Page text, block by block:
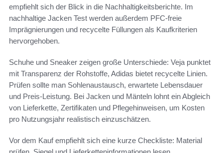
empfiehlt sich der Blick in die Nachhaltigkeitsberichte. Im
nachhaltige Jacken Test werden außerdem PFC-freie
Imprägnierungen und recycelte Füllungen als Kaufkriterien
hervorgehoben.
Schuhe und Sneaker zeigen große Unterschiede: Veja punktet
mit Transparenz der Rohstoffe, Adidas bietet recycelte Linien.
Prüfen sollte man Sohlenaustausch, erwartete Lebensdauer
und Preis-Leistung. Bei Jacken und Mänteln lohnt ein Abgleich
von Lieferkette, Zertifikaten und Pflegehinweisen, um Kosten
pro Nutzungsjahr realistisch einzuschätzen.
Vor dem Kauf empfiehlt sich eine kurze Checkliste: Material